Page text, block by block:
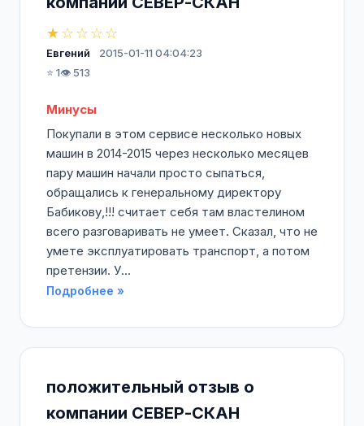
★☆☆☆☆
Евгений
2015-01-11 04:04:23
⭐ 1👁️ 513
Минусы
Покупали в этом сервисе несколько новых
машин в 2014-2015 через несколько месяцев
пару машин начали просто сыпаться,
обращались к генеральному директору
Бабикову,!!! считает себя там властелином
всего разговаривать не умеет. Сказал, что не
умете эксплуатировать транспорт, а потом
претензии. У...
Подробнее »
положительный отзыв о
компании СЕВЕР-СКАН